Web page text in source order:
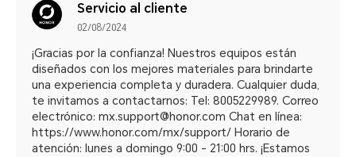
Servicio al cliente
02/08/2024
¡Gracias por la confianza! Nuestros equipos están
diseñados con los mejores materiales para brindarte
una experiencia completa y duradera. Cualquier duda,
te invitamos a contactarnos: Tel: 8005229989. Correo
electrónico: mx.support@honor.com Chat en línea:
https://www.honor.com/mx/support/ Horario de
atención: lunes a domingo 9:00 - 21:00 hrs. ¡Estamos